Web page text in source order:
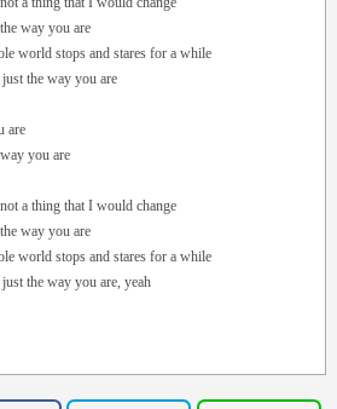
way you are
world stops and stares for a while
the way you are
are
you are
a thing that I would change
way you are
world stops and stares for a while
the way you are, yeah